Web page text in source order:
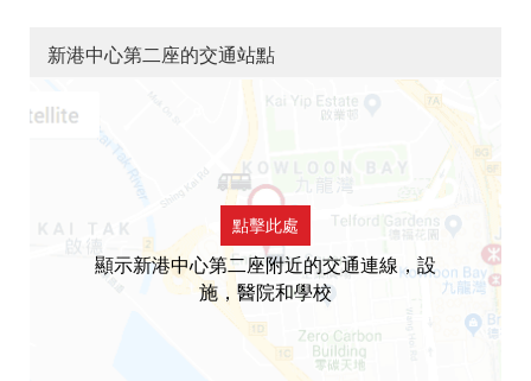
新港中心第二座的交通站點
點擊此處
顯示新港中心第二座附近的交通連線，設
施，醫院和學校